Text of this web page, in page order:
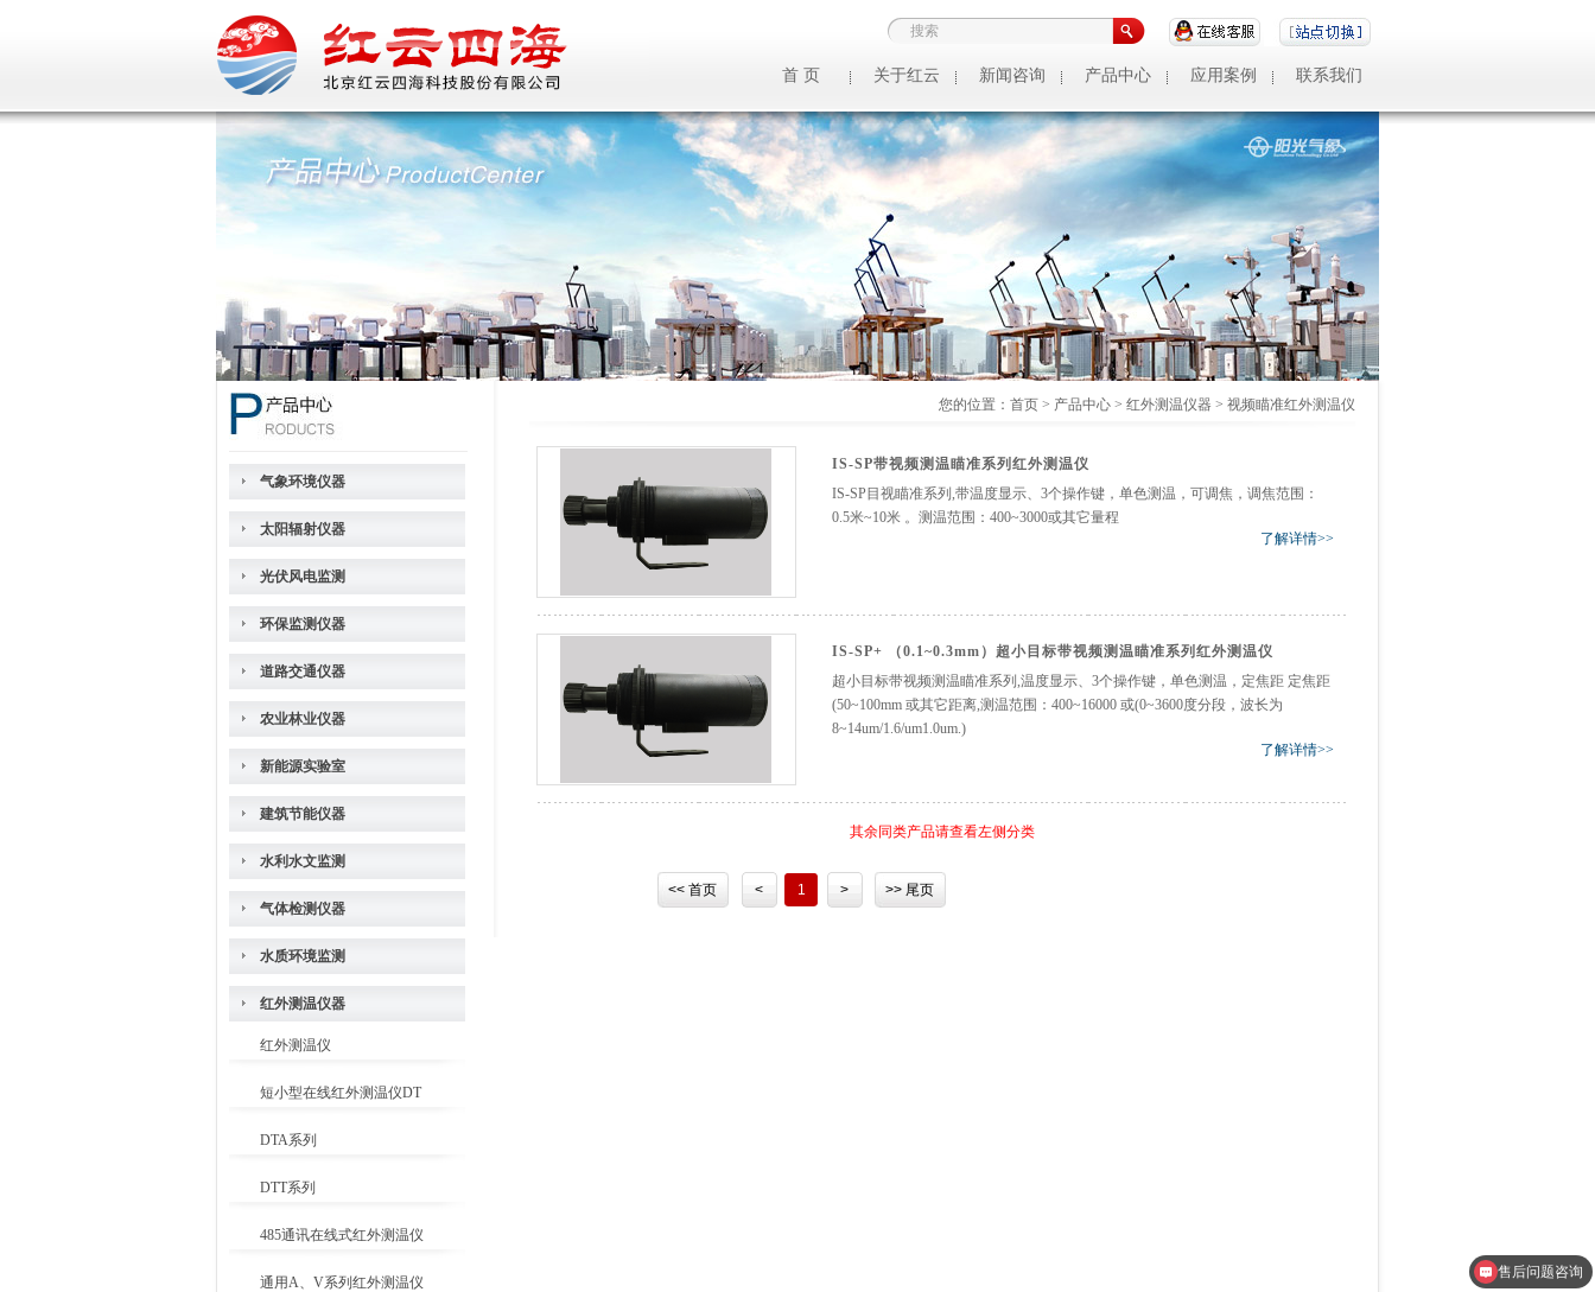
首 页 关于红云 新闻咨询 产品中心 应用案例 联系我们
气象环境仪器
太阳辐射仪器
光伏风电监测
环保监测仪器
道路交通仪器
农业林业仪器
新能源实验室
建筑节能仪器
水利水文监测
气体检测仪器
水质环境监测
红外测温仪器
红外测温仪
短小型在线红外测温仪DT
DTA系列
DTT系列
485通讯在线式红外测温仪
通用A、V系列红外测温仪
您的位置： 首页> 产品中心> 红外测温仪器 > 视频瞄准红外测温仪
IS-SP带视频测温瞄准系列红外测温仪
IS-SP目视瞄准系列,带温度显示、3个操作键，单色测温，可调焦，调焦范围：
0.5米~10米 。测温范围：400~3000或其它量程
了解详情>>
IS-SP+ （0.1~0.3mm）超小目标带视频测温瞄准系列红外测温仪
超小目标带视频测温瞄准系列,温度显示、3个操作键，单色测温，定焦距 定焦距
(50~100mm 或其它距离,测温范围：400~16000 或(0~3600度分段，波长为
8~14um/1.6/um1.0um.)
了解详情>>
其余同类产品请查看左侧分类
<< 首页 < 1 > >> 尾页
售后问题咨询